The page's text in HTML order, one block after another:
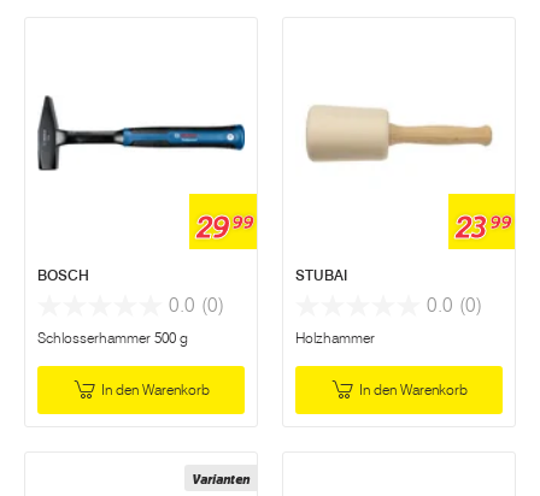
2999
BOSCH
0.0 (0)
Schlosserhammer 500 g
In den Warenkorb
2399
STUBAI
0.0 (0)
Holzhammer
In den Warenkorb
Varianten